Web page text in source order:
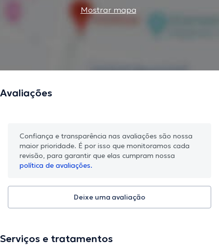
Mostrar mapa
Avaliações
Confiança e transparência nas avaliações são nossa
maior prioridade. É por isso que monitoramos cada
revisão, para garantir que elas cumpram nossa
política de avaliações.
Deixe uma avaliação
Serviços e tratamentos